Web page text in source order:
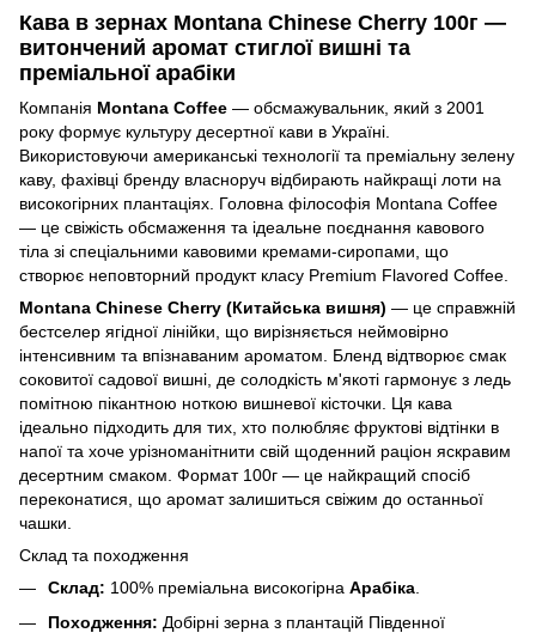
Кава в зернах Montana Chinese Cherry 100г —
витончений аромат стиглої вишні та
преміальної арабіки
Компанія Montana Coffee — обсмажувальник, який з 2001
року формує культуру десертної кави в Україні.
Використовуючи американські технології та преміальну зелену
каву, фахівці бренду власноруч відбирають найкращі лоти на
високогірних плантаціях. Головна філософія Montana Coffee
— це свіжість обсмаження та ідеальне поєднання кавового
тіла зі спеціальними кавовими кремами-сиропами, що
створює неповторний продукт класу Premium Flavored Coffee.
Montana Chinese Cherry (Китайська вишня) — це справжній
бестселер ягідної лінійки, що вирізняється неймовірно
інтенсивним та впізнаваним ароматом. Бленд відтворює смак
соковитої садової вишні, де солодкість м'якоті гармонує з ледь
помітною пікантною ноткою вишневої кісточки. Ця кава
ідеально підходить для тих, хто полюбляє фруктові відтінки в
напої та хоче урізноманітнити свій щоденний раціон яскравим
десертним смаком. Формат 100г — це найкращий спосіб
переконатися, що аромат залишиться свіжим до останньої
чашки.
Склад та походження
Склад: 100% преміальна високогірна Арабіка
Походження: Добірні зерна з плантацій Південної